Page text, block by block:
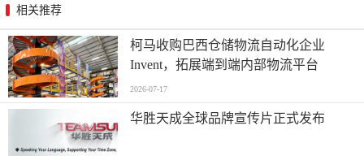
相关推荐
柯马收购巴西仓储物流自动化企业
Invent，拓展端到端内部物流平台
2026-07-17
华胜天成全球品牌宣传片正式发布